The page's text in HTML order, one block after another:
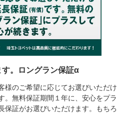
。ロングラン保証α
様のご希望に応じてお選びいただけ
。無料保証期間１年に、安心をプラ
保証がお選びいただけます。もちろ